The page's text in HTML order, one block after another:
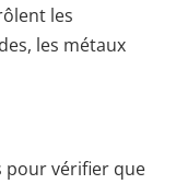
les
les métaux
pour vérifier que